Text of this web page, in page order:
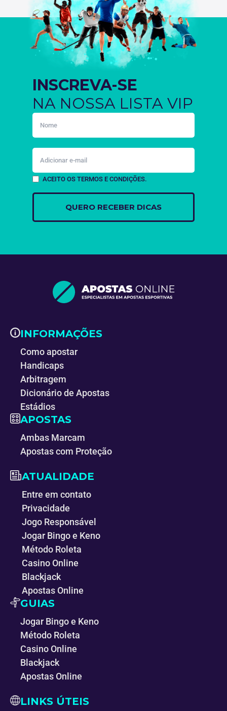
INSCREVA-SE
NA NOSSA LISTA VIP
ACEITO OS TERMOS E CONDIÇÕES.
INFORMAÇÕES
Como apostar
Handicaps
Arbitragem
Dicionário de Apostas
Estádios
APOSTAS
Ambas Marcam
Apostas com Proteção
ATUALIDADE
Entre em contato
Privacidade
Jogo Responsável
Jogar Bingo e Keno
Método Roleta
Casino Online
Blackjack
Apostas Online
GUIAS
Jogar Bingo e Keno
Método Roleta
Casino Online
Blackjack
Apostas Online
LINKS ÚTEIS